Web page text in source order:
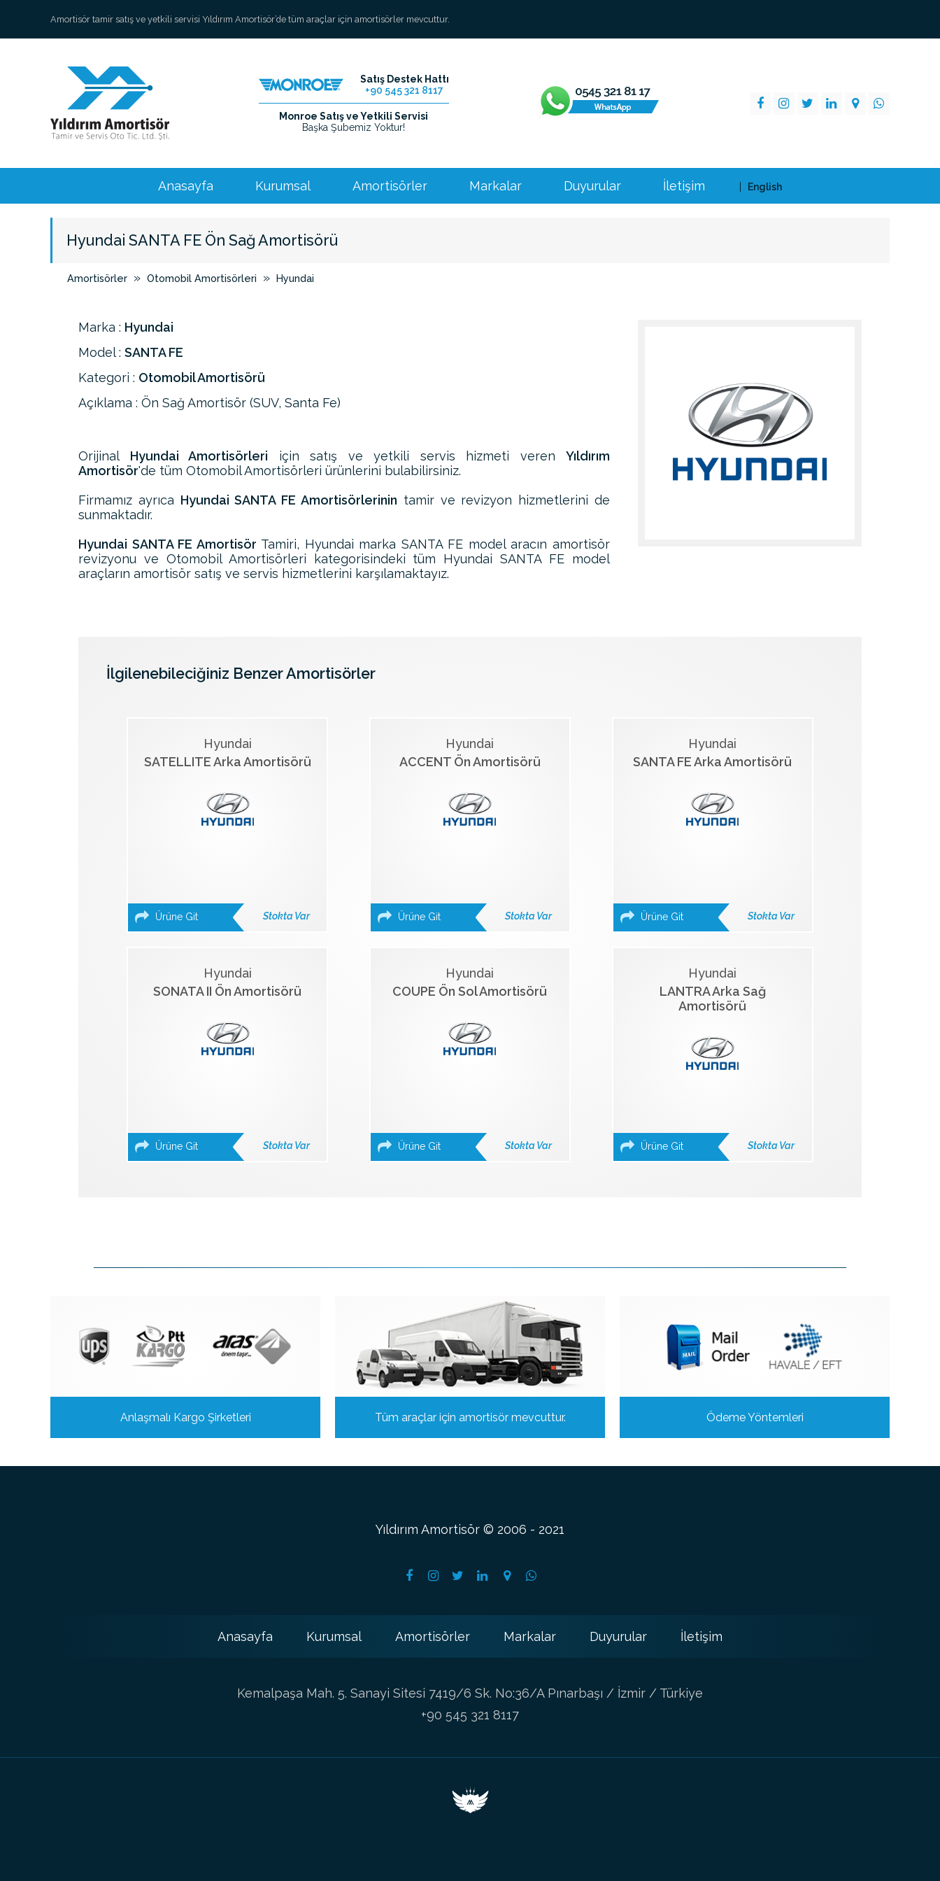
Amortisör tamir satış ve yetkili servisi Yıldırım Amortisör’de tüm araçlar için amortisörler mevcuttur.
Satış Destek Hattı
+90 545 321 8117
Monroe Satış ve Yetkili Servisi
Başka Şubemiz Yoktur!
Anasayfa Kurumsal Amortisörler Markalar Duyurular İletişim English
Hyundai SANTA FE Ön Sağ Amortisörü
Amortisörler » Otomobil Amortisörleri » Hyundai
Marka : Hyundai
Model : SANTA FE
Kategori : Otomobil Amortisörü
Açıklama : Ön Sağ Amortisör (SUV, Santa Fe)
Orijinal Hyundai Amortisörleri için satış ve yetkili servis hizmeti veren Yıldırım
Amortisör'de tüm Otomobil Amortisörleri ürünlerini bulabilirsiniz.
Firmamız ayrıca Hyundai SANTA FE Amortisörlerinin tamir ve revizyon hizmetlerini de
sunmaktadır.
Hyundai SANTA FE Amortisör Tamiri, Hyundai marka SANTA FE model aracın amortisör
revizyonu ve Otomobil Amortisörleri kategorisindeki tüm Hyundai SANTA FE model
araçların amortisör satış ve servis hizmetlerini karşılamaktayız.
İlgilenebileciğiniz Benzer Amortisörler
Hyundai
SATELLITE Arka Amortisörü
Ürüne Git Stokta Var
Hyundai
ACCENT Ön Amortisörü
Ürüne Git Stokta Var
Hyundai
SANTA FE Arka Amortisörü
Ürüne Git Stokta Var
Hyundai
SONATA II Ön Amortisörü
Ürüne Git Stokta Var
Hyundai
COUPE Ön Sol Amortisörü
Ürüne Git Stokta Var
Hyundai
LANTRA Arka Sağ
Amortisörü
Ürüne Git Stokta Var
Anlaşmalı Kargo Şirketleri Tüm araçlar için amortisör mevcuttur. Ödeme Yöntemleri
Yıldırım Amortisör © 2006 - 2021
Anasayfa Kurumsal Amortisörler Markalar Duyurular İletişim
Kemalpaşa Mah. 5. Sanayi Sitesi 7419/6 Sk. No:36/A Pınarbaşı / İzmir / Türkiye
+90 545 321 8117